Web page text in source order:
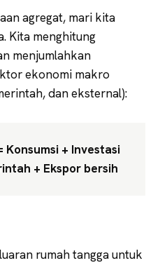
agregat, mari kita
Kita menghitung
menjumlahkan
ekonomi makro
dan eksternal):
+ Investasi
+ Ekspor bersih
rumah tangga untuk